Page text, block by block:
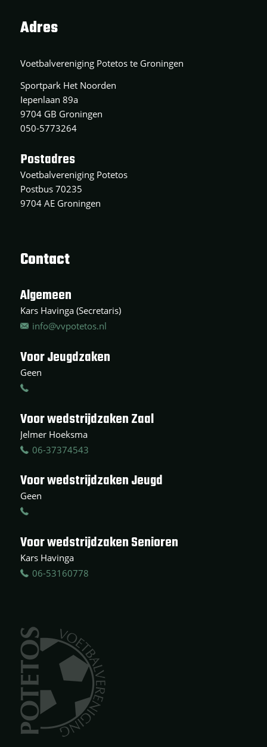
Adres
Voetbalvereniging Potetos te Groningen
Sportpark Het Noorden
Iepenlaan 89a
9704 GB Groningen
050-5773264
Postadres
Voetbalvereniging Potetos
Postbus 70235
9704 AE Groningen
Contact
Algemeen
Kars Havinga (Secretaris)
info@vvpotetos.nl
Voor Jeugdzaken
Geen
Voor wedstrijdzaken Zaal
Jelmer Hoeksma
06-37374543
Voor wedstrijdzaken Jeugd
Geen
Voor wedstrijdzaken Senioren
Kars Havinga
06-53160778